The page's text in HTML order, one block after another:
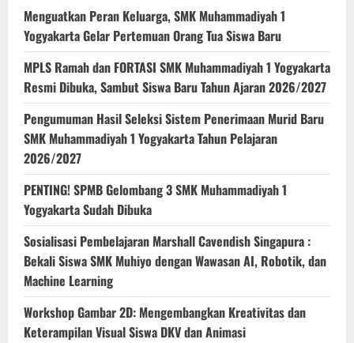
Menguatkan Peran Keluarga, SMK Muhammadiyah 1
Yogyakarta Gelar Pertemuan Orang Tua Siswa Baru
MPLS Ramah dan FORTASI SMK Muhammadiyah 1 Yogyakarta
Resmi Dibuka, Sambut Siswa Baru Tahun Ajaran 2026/2027
Pengumuman Hasil Seleksi Sistem Penerimaan Murid Baru
SMK Muhammadiyah 1 Yogyakarta Tahun Pelajaran
2026/2027
PENTING! SPMB Gelombang 3 SMK Muhammadiyah 1
Yogyakarta Sudah Dibuka
Sosialisasi Pembelajaran Marshall Cavendish Singapura :
Bekali Siswa SMK Muhiyo dengan Wawasan AI, Robotik, dan
Machine Learning
Workshop Gambar 2D: Mengembangkan Kreativitas dan
Keterampilan Visual Siswa DKV dan Animasi